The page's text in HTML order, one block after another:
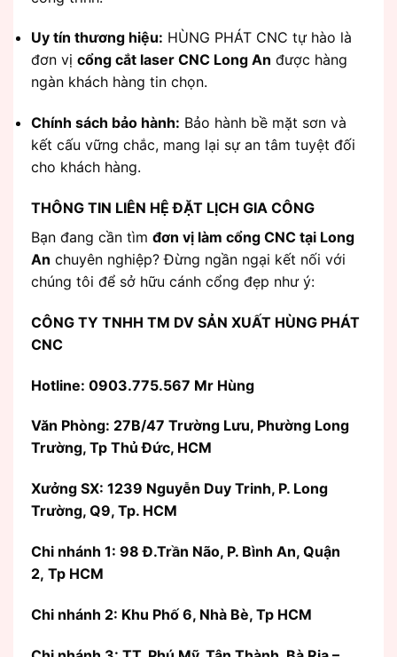
Uy tín thương hiệu: HÙNG PHÁT CNC tự hào là
đơn vị cổng cắt laser CNC Long An được hàng
ngàn khách hàng tin chọn.
Chính sách bảo hành: Bảo hành bề mặt sơn và
kết cấu vững chắc, mang lại sự an tâm tuyệt đối
cho khách hàng.
THÔNG TIN LIÊN HỆ ĐẶT LỊCH GIA CÔNG
Bạn đang cần tìm đơn vị làm cổng CNC tại Long
An chuyên nghiệp? Đừng ngần ngại kết nối với
chúng tôi để sở hữu cánh cổng đẹp như ý:
CÔNG TY TNHH TM DV SẢN XUẤT HÙNG PHÁT
CNC
Hotline: 0903.775.567 Mr Hùng
Văn Phòng: 27B/47 Trường Lưu, Phường Long
Trường, Tp Thủ Đức, HCM
Xưởng SX: 1239 Nguyễn Duy Trinh, P. Long
Trường, Q9, Tp. HCM
Chi nhánh 1: 98 Đ.Trần Não, P. Bình An, Quận
2, Tp HCM
Chi nhánh 2: Khu Phố 6, Nhà Bè, Tp HCM